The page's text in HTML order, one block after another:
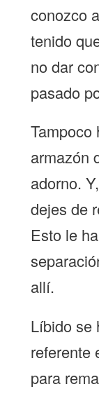
conozco
tenido
no dar
pasado
Tampoco
armazón
adorno.
dejes de
Esto le
allí.
Líbido se
referente
para